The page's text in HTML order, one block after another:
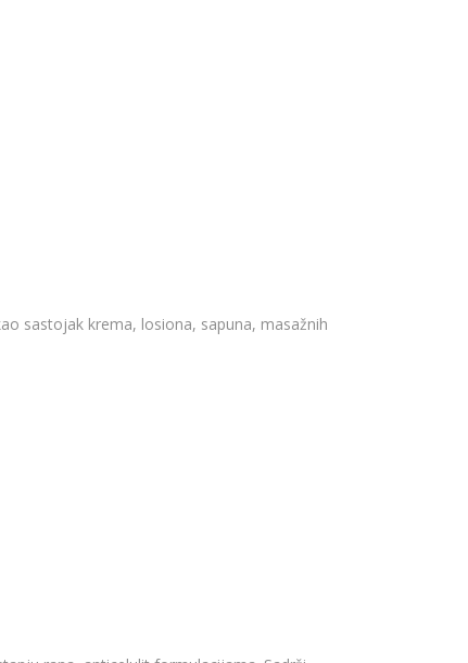
sastojak krema, losiona, sapuna, masažnih